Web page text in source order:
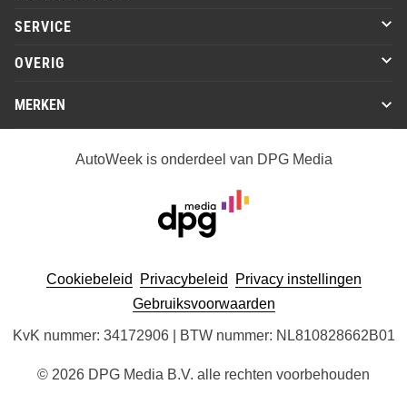
SERVICE
OVERIG
MERKEN
AutoWeek is onderdeel van DPG Media
Cookiebeleid Privacybeleid
Privacy instellingen
Gebruiksvoorwaarden
KvK nummer: 34172906 | BTW nummer: NL810828662B01
© 2026 DPG Media B.V. alle rechten voorbehouden